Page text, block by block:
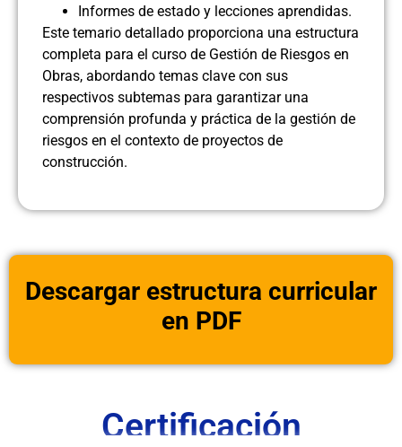
Informes de estado y lecciones aprendidas.
Este temario detallado proporciona una estructura
completa para el curso de Gestión de Riesgos en
Obras, abordando temas clave con sus
respectivos subtemas para garantizar una
comprensión profunda y práctica de la gestión de
riesgos en el contexto de proyectos de
construcción.
Descargar estructura curricular
en PDF
Certificación